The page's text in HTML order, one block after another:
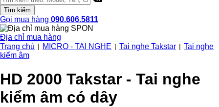
Gọi mua hàng 090.606.5811
Địa chỉ mua hàng
Trang chủ
MICRO - TAI NGHE Tai nghe Takstar
Tai nghe
kiểm âm
HD 2000 Takstar - Tai nghe
kiểm âm có dây